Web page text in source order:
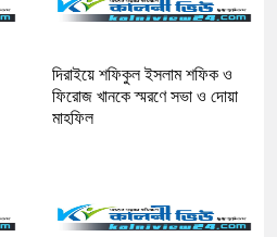
দিরাইয়ে শফিকুল ইসলাম শফিক ও
ফিরোজ খানকে স্মরণে সভা ও দোয়া
মাহফিল